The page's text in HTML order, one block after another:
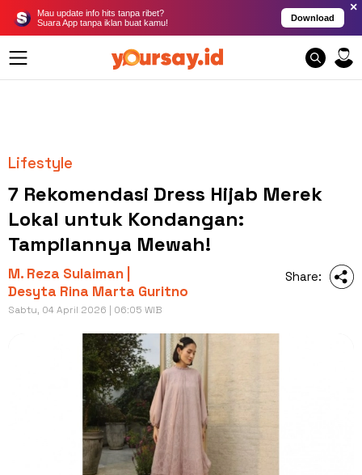
Mau update info hits tanpa ribet?
Suara App tanpa iklan buat kamu!
Download
×
Lifestyle
7 Rekomendasi Dress Hijab Merek
Lokal untuk Kondangan:
Tampilannya Mewah!
M. Reza Sulaiman |
Desyta Rina Marta Guritno
Sabtu, 04 April 2026 | 06:05 WIB
Share: